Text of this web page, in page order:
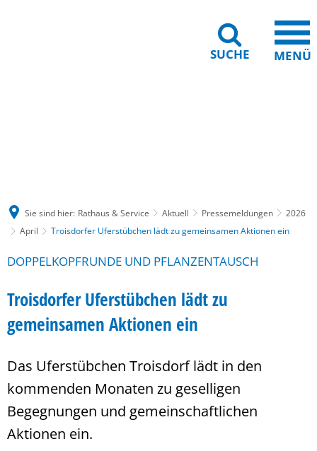
SUCHE MENÜ
Sie sind hier: Rathaus & Service Aktuell Pressemeldungen
2026
April
Troisdorfer Uferstübchen lädt zu gemeinsamen Aktionen ein
DOPPELKOPFRUNDE UND PFLANZENTAUSCH
Troisdorfer Uferstübchen lädt zu
gemeinsamen Aktionen ein
Das Uferstübchen Troisdorf lädt in den
kommenden Monaten zu geselligen
Begegnungen und gemeinschaftlichen
Aktionen ein.